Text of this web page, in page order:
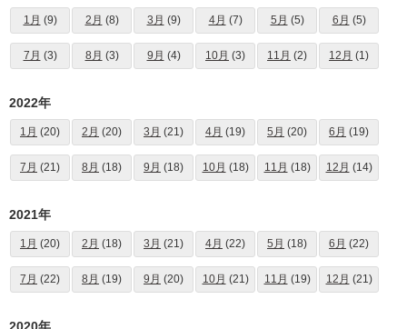
1月 (9) 2月 (8) 3月 (9) 4月 (7) 5月 (5) 6月 (5)
7月 (3) 8月 (3) 9月 (4) 10月 (3) 11月 (2) 12月 (1)
2022年
1月 (20) 2月 (20) 3月 (21) 4月 (19) 5月 (20) 6月 (19)
7月 (21) 8月 (18) 9月 (18) 10月 (18) 11月 (18) 12月 (14)
2021年
1月 (20) 2月 (18) 3月 (21) 4月 (22) 5月 (18) 6月 (22)
7月 (22) 8月 (19) 9月 (20) 10月 (21) 11月 (19) 12月 (21)